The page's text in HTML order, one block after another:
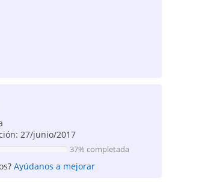
27/junio/2017
37% completada
Ayúdanos a mejorar